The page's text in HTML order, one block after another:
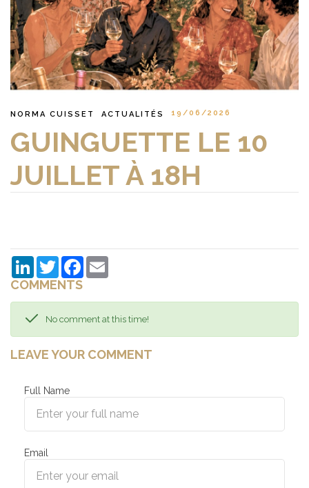
NORMA CUISSET ACTUALITÉS 19/06/2026
GUINGUETTE LE 10
JUILLET À 18H
LinkedInTwitterFacebook
COMMENTS
No comment at this time!
LEAVE YOUR COMMENT
Full Name
Email